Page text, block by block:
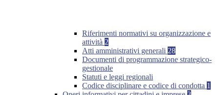
Riferimenti normativi su organizzazione e
attività 2
Atti amministrativi generali 28
Documenti di programmazione strategico-
gestionale
Statuti e leggi regionali
Codice disciplinare e codice di condotta 1